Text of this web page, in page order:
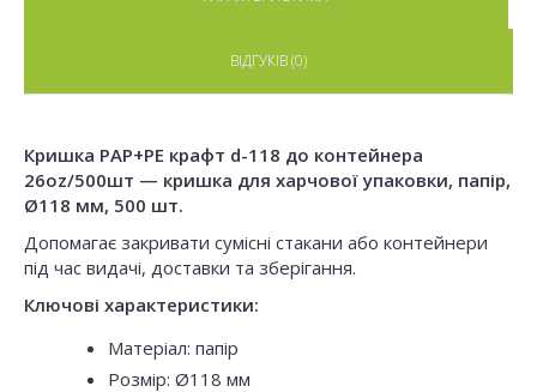
ВІДГУКІВ (0)
Кришка PAP+PE крафт d-118 до контейнера
26oz/500шт — кришка для харчової упаковки, папір,
Ø118 мм, 500 шт.
Допомагає закривати сумісні стакани або контейнери
під час видачі, доставки та зберігання.
Ключові характеристики:
Матеріал: папір
Розмір: Ø118 мм